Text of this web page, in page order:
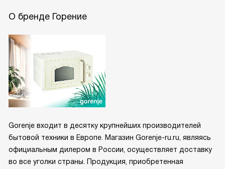
О бренде Горение
Gorenje входит в десятку крупнейших производителей
бытовой техники в Европе. Магазин Gorenje-ru.ru, являясь
официальным дилером в России, осуществляет доставку
во все уголки страны. Продукция, приобретенная